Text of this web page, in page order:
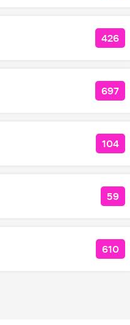
426
697
104
59
610